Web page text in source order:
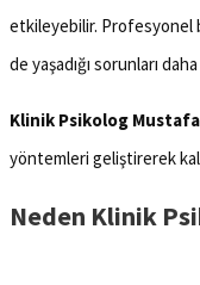
etkileyebilir. Profesyonel
de yaşadığı sorunları
Klinik Psikolog
yöntemleri geliştirerek
Neden Klinik